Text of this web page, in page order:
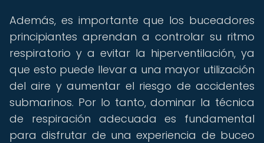
Además, es importante que los buceadores
principiantes aprendan a controlar su ritmo
respiratorio y a evitar la hiperventilación, ya
que esto puede llevar a una mayor utilización
del aire y aumentar el riesgo de accidentes
submarinos. Por lo tanto, dominar la técnica
de respiración adecuada es fundamental
para disfrutar de una experiencia de buceo